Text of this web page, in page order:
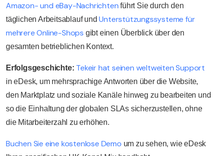
Amazon- und eBay-Nachrichten führt Sie durch den
täglichen Arbeitsablauf undUnterstützungssysteme für
mehrere Online-Shops gibt einen Überblick über den
gesamten betrieblichen Kontext.
Erfolgsgeschichte: Tekeir hat seinen weltweiten Support
in eDesk, um mehrsprachige Antworten über die Website,
den Marktplatz und soziale Kanäle hinweg zu bearbeiten und
so die Einhaltung der globalen SLAs sicherzustellen, ohne
die Mitarbeiterzahl zu erhöhen.
Buchen Sie eine kostenlose Demo um zu sehen, wie eDesk